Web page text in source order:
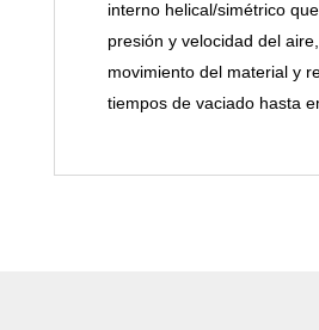
interno helical/simétrico
presión y velocidad del
movimiento del material y
tiempos de vaciado hasta